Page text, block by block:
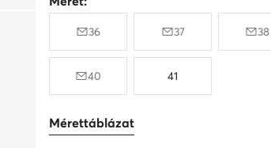
36 37 38
40 41
Mérettáblázat